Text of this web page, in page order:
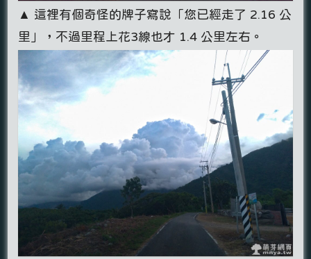
▲ 這裡有個奇怪的牌子寫說「您已經走了 2.16 公
里」，不過里程上花3線也才 1.4 公里左右。